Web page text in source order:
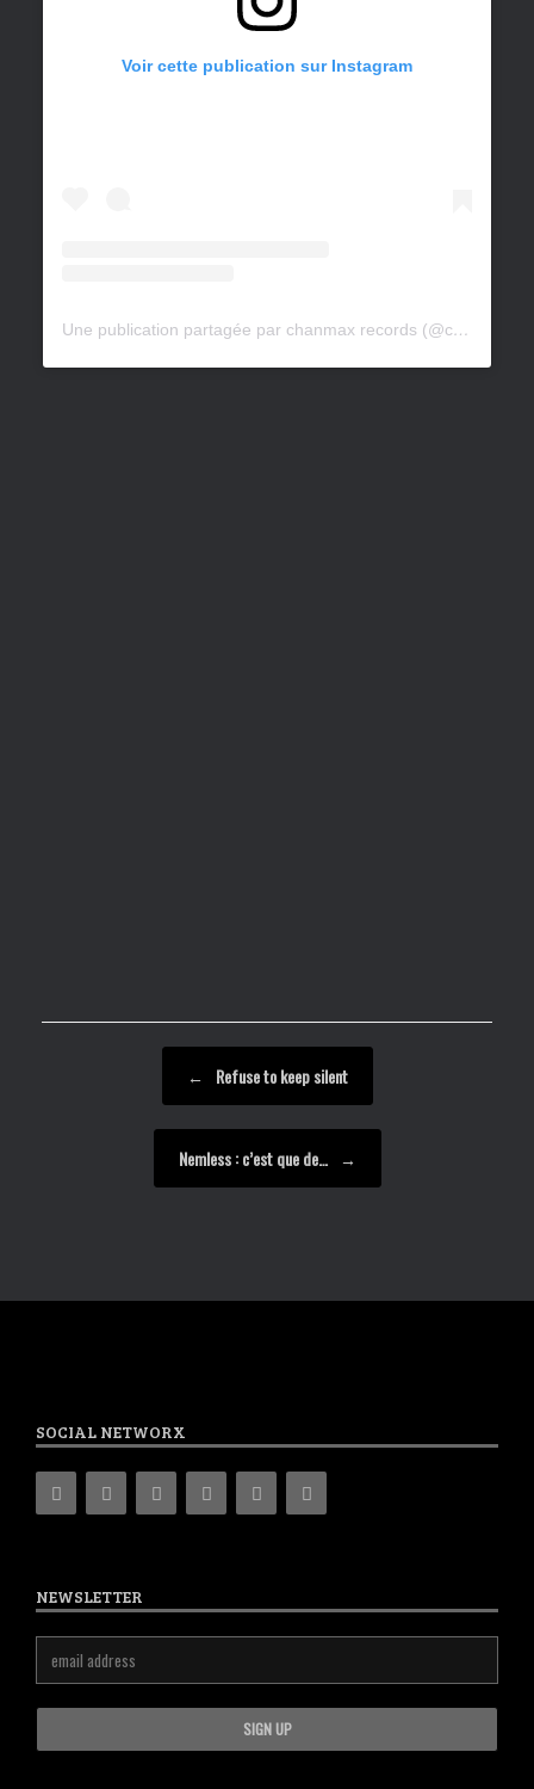
Voir cette publication sur Instagram
Une publication partagée par chanmax records (@chanmaxrecords)
← Refuse to keep silent
Nemless : c’est que de… →
SOCIAL NETWORX
NEWSLETTER